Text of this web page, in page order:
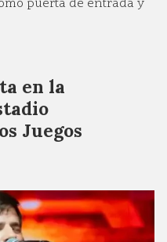
puerta de entrada y
en la
Juegos